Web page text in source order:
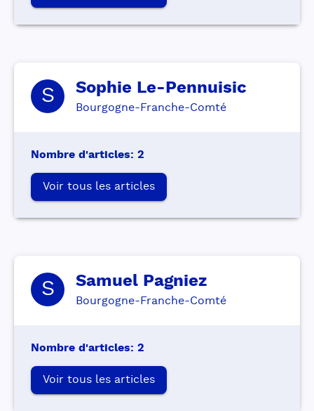
S Sophie Le-Pennuisic
Bourgogne-Franche-Comté
Nombre d'articles: 2
Voir tous les articles
S Samuel Pagniez
Bourgogne-Franche-Comté
Nombre d'articles: 2
Voir tous les articles